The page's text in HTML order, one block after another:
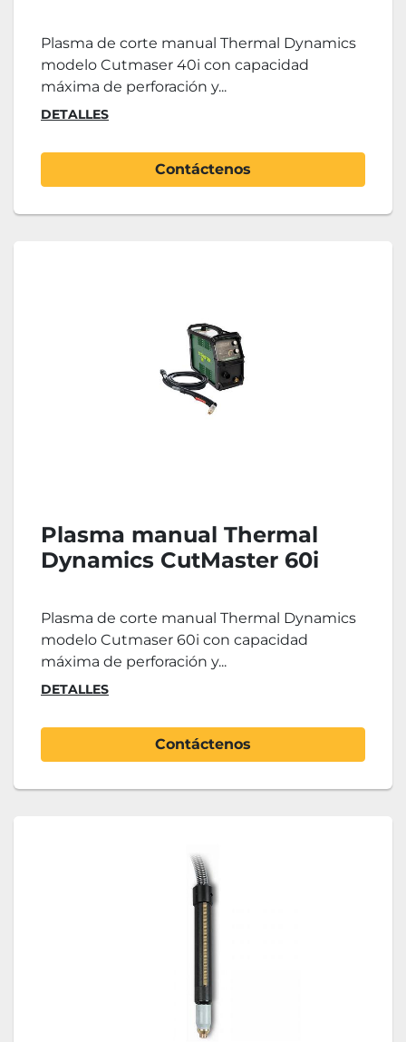
Plasma de corte manual Thermal Dynamics
modelo Cutmaser 40i con capacidad
máxima de perforación y...
DETALLES
Contáctenos
Plasma manual Thermal
Dynamics CutMaster 60i
Plasma de corte manual Thermal Dynamics
modelo Cutmaser 60i con capacidad
máxima de perforación y...
DETALLES
Contáctenos